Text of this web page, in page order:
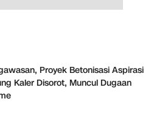
Proyek Betonisasi Aspirasi
Kaler Disorot, Muncul Dugaan